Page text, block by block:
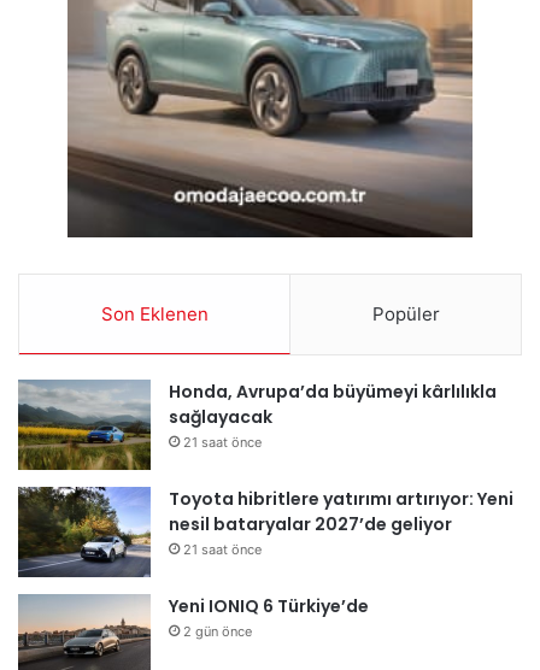
Son Eklenen Popüler
Honda, Avrupa’da büyümeyi kârlılıkla
sağlayacak
21 saat önce
Toyota hibritlere yatırımı artırıyor: Yeni
nesil bataryalar 2027’de geliyor
21 saat önce
Yeni IONIQ 6 Türkiye’de
2 gün önce